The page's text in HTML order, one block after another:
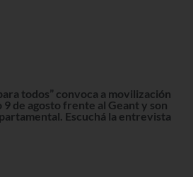
todos” convoca a movilización
9 de agosto frente al Geant y son
Escuchá la entrevista